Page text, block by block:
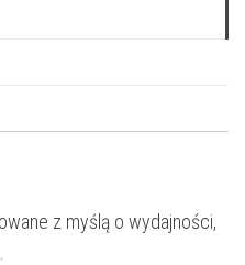
z myślą o wydajności,